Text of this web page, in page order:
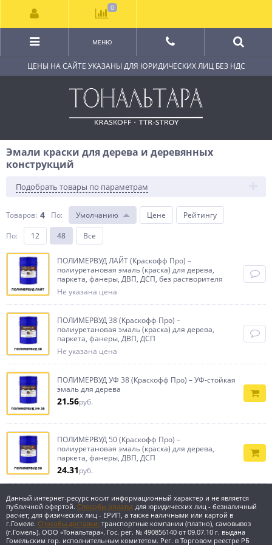
ЦЕНЫ НА САЙТЕ УКАЗАНЫ ДЛЯ ЮРИДИЧЕСКИХ ЛИЦ БЕЗ НДС
МЕНЮ
Эмали краски для дерева и деревянных
конструкций
Подобрать товары по параметрам
Товаров: 4 По: Умолчанию Цене
Рейтингу
По: 12 48 Все
ПОЛИМЕРВУД ЛАЙТ (Краскофф Про) –
полиуретановая эмаль (краска) для дерева,
паркета, фанеры, ДВП, ДСП, без растворителя
Не указана цена
ПОЛИМЕРВУД 38 (Краскофф Про) –
полиуретановая эмаль (краска) для дерева,
паркета, фанеры, ДВП, ДСП
Не указана цена
ПОЛИМЕРВУД УФ 38 (Краскофф Про) – УФ-стойкая
эмаль для дерева
21.56руб.
ПОЛИМЕРВУД 50 (Краскофф Про) –
полиуретановая эмаль (краска) для дерева,
паркета, фанеры, ДВП, ДСП
24.31руб.
Данный интернет-ресурс носит информационный характер и не является
публичной офертой. Способы оплаты: для юридических лиц - безналичный
расчет; для физических лиц - ЕРИП, а также наличными или картой в
г.Гомеле. Способы доставки: транспортные компании (платно), самовывоз
(г.Гомель). ООО «Тональтара». Гос. рег. № 490856140 от 09.07.10 г. выдана
Гомельским гор. исполнительным комитетом. Рег. в Торговом реестре РБ
0